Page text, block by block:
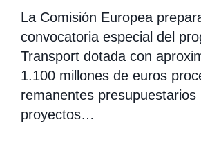
La Comisión Europea
convocatoria especial del
Transport dotada con
1.100 millones de euros
remanentes presupuestarios
proyectos…